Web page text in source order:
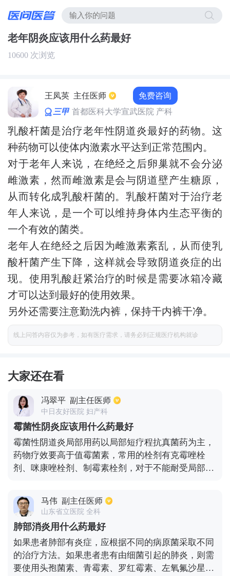
老年阴炎应该用什么药最好
10600 次浏览
王凤英 主任医师 免费咨询
三甲 首都医科大学宣武医院 产科
乳酸杆菌是治疗老年性阴道炎最好的药物。这
种药物可以使体内激素水平达到正常范围内。
对于老年人来说，在绝经之后卵巢就不会分泌
雌激素，然而雌激素是会与阴道壁产生糖原，
从而转化成乳酸杆菌的。乳酸杆菌对于治疗老
年人来说，是一个可以维持身体内生态平衡的
一个有效的菌类。
老年人在绝经之后因为雌激素紊乱，从而使乳
酸杆菌产生下降，这样就会导致阴道炎症的出
现。使用乳酸赶紧治疗的时候是需要冰箱冷藏
才可以达到最好的使用效果。
另外还需要注意勤洗内裤，保持干内裤干净。
线上问答内容仅为参考，如有医疗需求，请务必到正规医疗机构就诊
大家还在看
冯翠平 副主任医师
中日友好医院 妇产科
霉菌性阴炎应该用什么药最好
霉菌性阴道炎局部用药以局部短疗程抗真菌药为主，
药物疗效要高于值霉菌素，常用的栓剂有克霉唑栓
剂、咪康唑栓剂、制霉素栓剂，对于不能耐受局部用
口服氟康唑150毫克。霉菌性阴道炎的病原体是假丝
酵母菌，属于机会致病菌，主要是内源性传染，会出
现外阴瘙痒、灼痛，部分有凝乳样的阴道分泌物增
多，在治疗上选择局部或全身抗真菌的药物治疗。首
先要消除诱因，如果有糖尿病应给予积极治疗及时停
用广谱抗生素。雌激素及皮质类固醇激素，应勤换内
裤，使用的内裤、盆及毛巾，应用开水烫洗消毒。
马伟 副主任医师
山东省立医院 全科
肺部消炎用什么药最好
如果患者肺部有炎症，应根据不同的病原菌采取不同
的治疗方法。如果患者患有由细菌引起的肺炎，则需
要使用头孢菌素、青霉素、罗红霉素、左氧氟沙星及